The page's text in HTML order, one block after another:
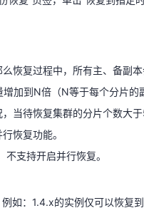
恢复过程中，所有主、备副
如：1.4.x的实例仅可以恢复
磁盘空间相同，且必须大于
恢复过程中，所有主、备副
加到N倍（N等于每个分片
当待恢复集群的分片个数大
恢复功能。
支持开启并行恢复。
如：1.4.x的实例仅可以恢复到